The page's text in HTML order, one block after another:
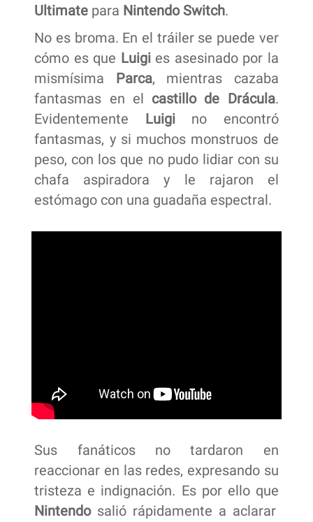
Ultimate para Nintendo Switch.
No es broma. En el tráiler se puede ver
cómo es que Luigies asesinado por la
mismísima
Parca, mientras cazaba
fantasmas en el castillo de Drácula.
Evidentemente
Luigino encontró
fantasmas, y si muchos monstruos de
peso, con los que no pudo lidiar con su
chafa aspiradora y le rajaron el
estómago con una guadaña espectral.
Sus fanáticos no tardaron en
reaccionar en las redes, expresando su
tristeza e indignación. Es por ello que
Nintendosalió rápidamente a aclarar